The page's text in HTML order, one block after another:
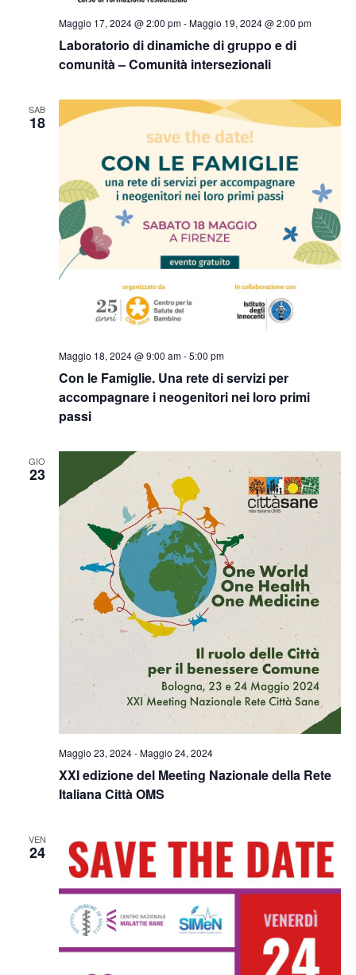
Laboratorio di dinamiche di gruppo e di
comunità – Comunità intersezionali
Maggio 17, 2024 @ 2:00 pm-Maggio 19, 2024 @ 2:00 pm
SAB
18
Con le Famiglie. Una rete di servizi per
accompagnare i neogenitori nei loro primi
passi
Maggio 18, 2024 @ 9:00 am-5:00 pm
GIO
23
XXI edizione del Meeting Nazionale della Rete
Italiana Città OMS
Maggio 23, 2024-Maggio 24, 2024
VEN
24